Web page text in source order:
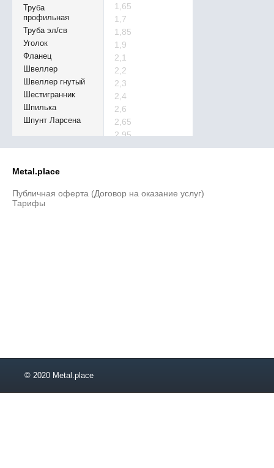
Труба
профильная
Труба эл/св
Уголок
Фланец
Швеллер
Швеллер гнутый
Шестигранник
Шпилька
Шпунт Ларсена
1,65
1,7
1,85
1,9
2,1
2,2
2,3
2,4
2,6
2,65
2,95
3,05
3,4
5,2
Metal.place
Публичная оферта (Договор на оказание услуг)
Тарифы
© 2020 Metal.place